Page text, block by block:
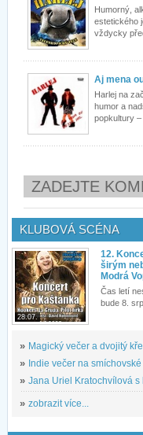
Humorný,
estetického
vždycky
Aj mena
Harlej na
humor a
popkultury –
ZADEJTE
KLUBOVÁ SCÉNA
28.07.
12.
širým
Modrá
Čas letí
bude 8.
» Magický večer a dvojitý
» Indie večer na
» Jana Uriel Kratochvílová
» zobrazit více...